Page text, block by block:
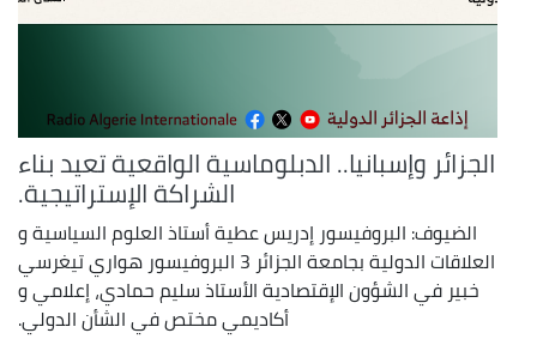
الجزائر وإسبانيا.. الدبلوماسية الواقعية تعيد بناء
الشراكة الإستراتيجية.
الضيوف: البروفيسور إدريس عطية أستاذ العلوم السياسية و
العلاقات الدولية بجامعة الجزائر 3 البروفيسور هواري تيغرسي
خبير في الشؤون الإقتصادية الأستاذ سليم حمادي، إعلامي و
أكاديمي مختص في الشأن الدولي.